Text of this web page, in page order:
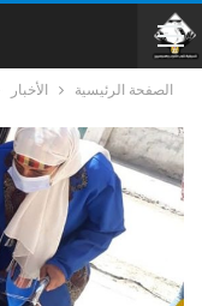
الصفحة الرئيسية الأخبار